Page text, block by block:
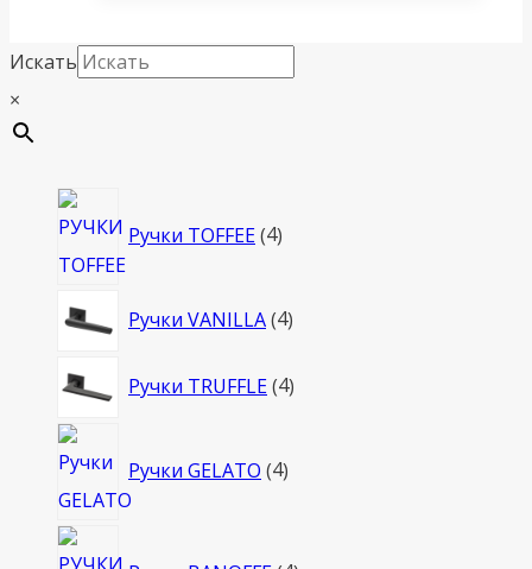
Искать
×
Ручки TOFFEE 4товара
Ручки VANILLA 44
Ручки TRUFFLE 44
Ручки GELATO 4товара